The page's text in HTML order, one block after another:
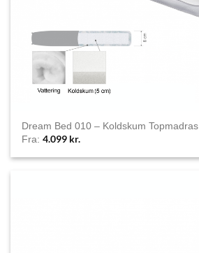
Dream Bed 010 – Koldskum Topmadras
Fra:4.099 kr.